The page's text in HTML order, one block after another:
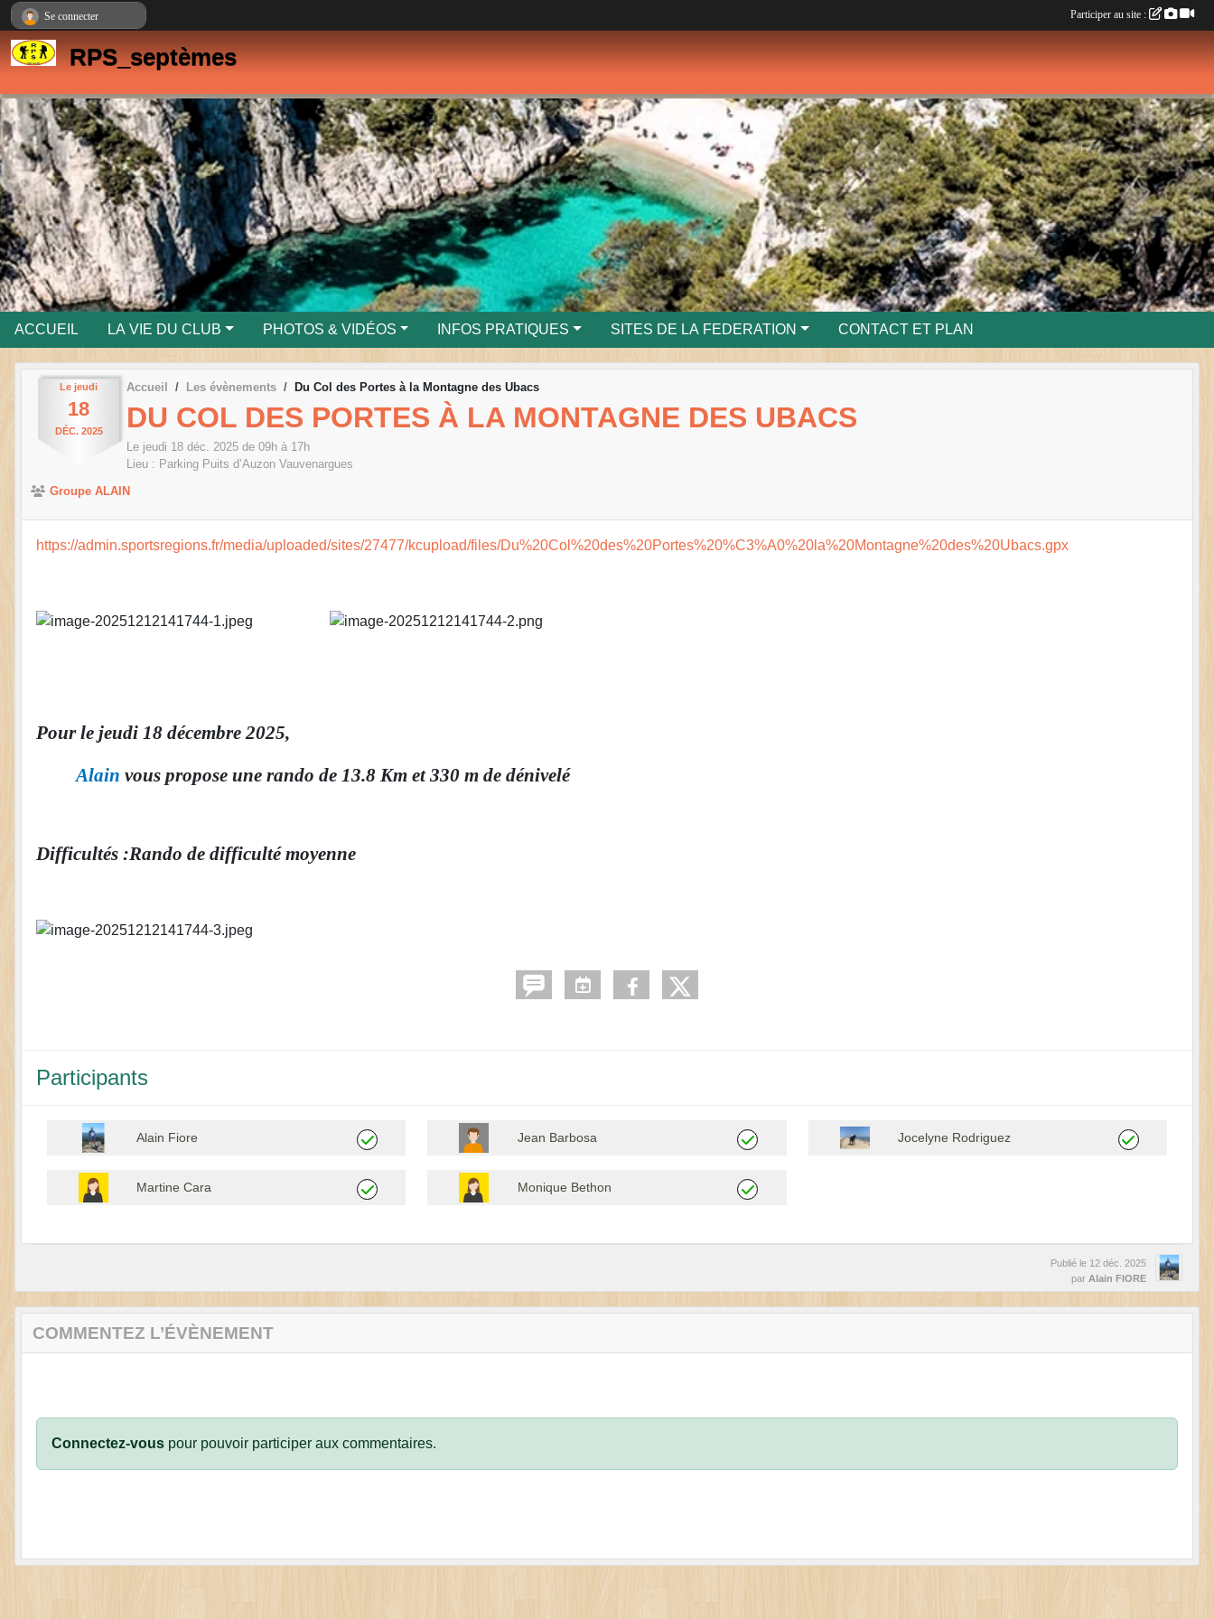
RPS_septèmes
ACCUEIL LA VIE DU CLUB PHOTOS & VIDÉOS INFOS PRATIQUES SITES DE LA FEDERATION CONTACT ET PLAN
Le jeudi
18
DÉC. 2025
Accueil Les évènements Du Col des Portes à la Montagne des Ubacs
DU COL DES PORTES À LA MONTAGNE DES UBACS
Le jeudi 18 déc. 2025 de 09h à 17h
Lieu : Parking Puits d’Auzon Vauvenargues
Groupe ALAIN
https://admin.sportsregions.fr/media/uploaded/sites/27477/kcupload/files/Du%20Col%20des%20Portes%20%C3%A0%20la%20Montagne%20des%20Ubacs.gpx
Pour le jeudi 18 décembre 2025,
Alain vous propose une rando de 13.8 Km et 330 m de dénivelé
Difficultés :Rando de difficulté moyenne
Participants
Alain Fiore Jean Barbosa Jocelyne Rodriguez
Martine Cara Monique Bethon
Publié le 12 déc. 2025
par Alain FIORE
COMMENTEZ L’ÉVÈNEMENT
Connectez-vous pour pouvoir participer aux commentaires.
Se connecter Participer au site :
Panneau de gestion des cookies